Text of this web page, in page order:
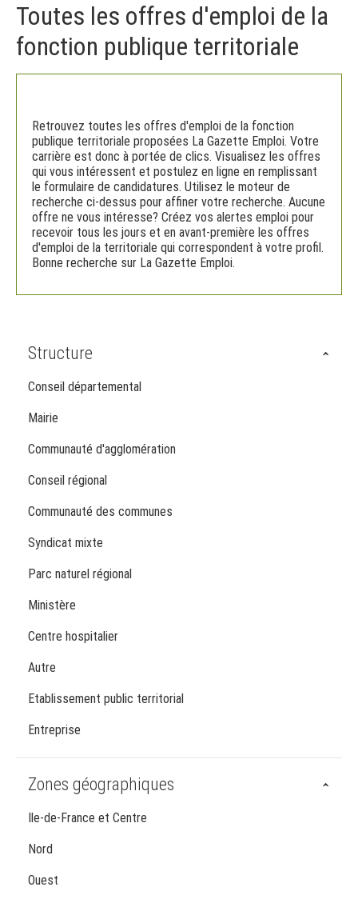
Toutes les offres d'emploi de la
fonction publique territoriale
Retrouvez toutes les offres d'emploi de la fonction
publique territoriale proposées La Gazette Emploi. Votre
carrière est donc à portée de clics. Visualisez les offres
qui vous intéressent et postulez en ligne en remplissant
le formulaire de candidatures. Utilisez le moteur de
recherche ci-dessus pour affiner votre recherche. Aucune
offre ne vous intéresse? Créez vos alertes emploi pour
recevoir tous les jours et en avant-première les offres
d'emploi de la territoriale qui correspondent à votre profil.
Bonne recherche sur La Gazette Emploi.
Structure
Conseil départemental
Mairie
Communauté d'agglomération
Conseil régional
Communauté des communes
Syndicat mixte
Parc naturel régional
Ministère
Centre hospitalier
Autre
Etablissement public territorial
Entreprise
Zones géographiques
Ile-de-France et Centre
Nord
Ouest